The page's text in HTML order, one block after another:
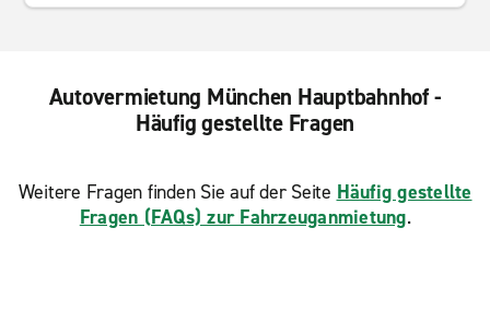
Autovermietung München Hauptbahnhof -
Häufig gestellte Fragen
Weitere Fragen finden Sie auf der Seite Häufig gestellte
Fragen (FAQs) zur Fahrzeuganmietung.